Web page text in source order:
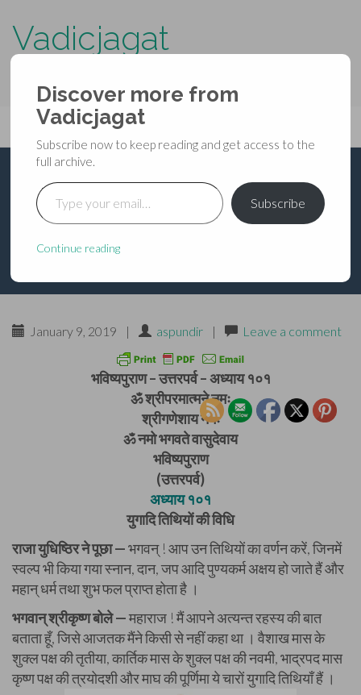
Vadicjagat
Primary
Menu
content
Vadicjagat
भविष्यपुराण – उत्तरपर्व –
अध्याय १०१
January 9, 2019 | aspundir | Leave a comment
भविष्यपुराण – उत्तरपर्व – अध्याय १०१
ॐ श्रीपरमात्मने नमः
श्रीगणेशाय नमः
ॐ नमो भगवते वासुदेवाय
भविष्यपुराण
(उत्तरपर्व)
अध्याय १०१
युगादि तिथियों की विधि
राजा युधिष्ठिर ने पूछा —भगवन् ! आप उन तिथियों का वर्णन करें, जिनमें
स्वल्प भी किया गया स्नान, दान, जप आदि पुण्यकर्म अक्षय हो जाते हैं और
महान् धर्म तथा शुभ फल प्राप्त होता है ।
भगवान् श्रीकृष्ण बोले —महाराज ! मैं आपने अत्यन्त रहस्य की बात
बताता हूँ, जिसे आजतक मैंने किसी से नहीं कहा था । वैशाख मास के
शुक्ल पक्ष की तृतीया, कार्तिक मास के शुक्ल पक्ष की नवमी, भाद्रपद मास
कृष्ण पक्ष की त्रयोदशी और माघ की पूर्णिमा ये चारों युगादि तिथियाँ हैं ।
Discover more from
Vadicjagat
Subscribe now to keep reading and get access to the
full archive.
Type your email…
Subscribe
Continue reading